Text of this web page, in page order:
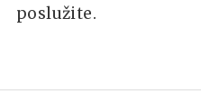
poslužite.